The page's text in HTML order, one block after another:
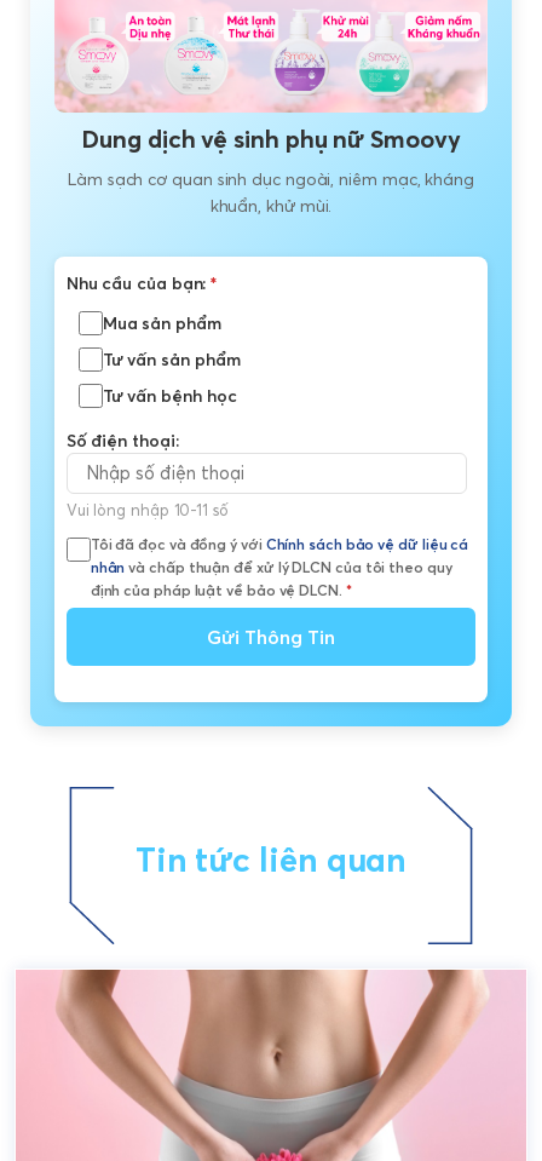
Dung dịch vệ sinh phụ nữ Smoovy
Làm sạch cơ quan sinh dục ngoài, niêm mạc, kháng
khuẩn, khử mùi.
Nhu cầu của bạn:*
Mua sản phẩm
Tư vấn sản phẩm
Tư vấn bệnh học
Số điện thoại:
Vui lòng nhập 10-11 số
Tôi đã đọc và đồng ý với Chính sách bảo vệ dữ liệu cá
nhân và chấp thuận để xử lý DLCN của tôi theo quy
định của pháp luật về bảo vệ DLCN. *
Gửi Thông Tin
Tin tức liên quan